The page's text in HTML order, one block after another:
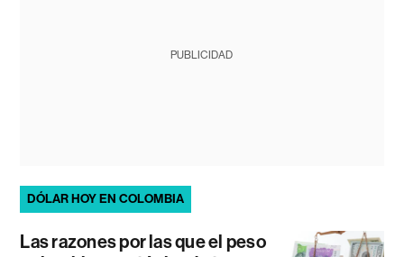
PUBLICIDAD
DÓLAR HOY EN COLOMBIA
Las razones por las que el peso